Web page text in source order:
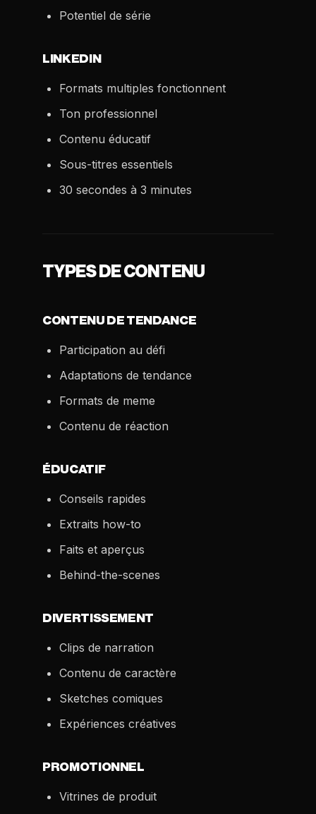
Potentiel de série
LINKEDIN
Formats multiples fonctionnent
Ton professionnel
Contenu éducatif
Sous-titres essentiels
30 secondes à 3 minutes
TYPES DE CONTENU
CONTENU DE TENDANCE
Participation au défi
Adaptations de tendance
Formats de meme
Contenu de réaction
ÉDUCATIF
Conseils rapides
Extraits how-to
Faits et aperçus
Behind-the-scenes
DIVERTISSEMENT
Clips de narration
Contenu de caractère
Sketches comiques
Expériences créatives
PROMOTIONNEL
Vitrines de produit